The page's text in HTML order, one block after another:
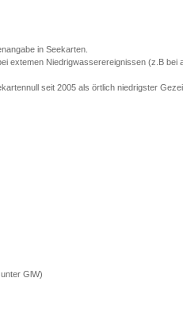
in Seekarten.
extemen Niedrigwasserereignissen (z.B bei
seit 2005 als örtlich niedrigster
GlW)